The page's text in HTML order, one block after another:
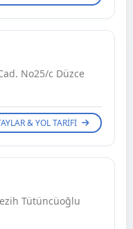
No25/c Düzce
& YOL TARIFI
Tütüncüoğlu